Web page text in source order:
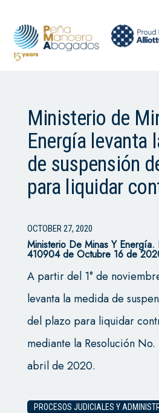
Ministerio de
Energía levanta
de suspensión
para liquidar
OCTOBER 27, 2020
Ministerio De Minas Y Energía.
410904 de Octubre 16 de
A partir del 1° de
levanta la medida de
del plazo para liquidar
mediante la Resolución
abril de 2020.
PROCESOS JUDICIALES Y